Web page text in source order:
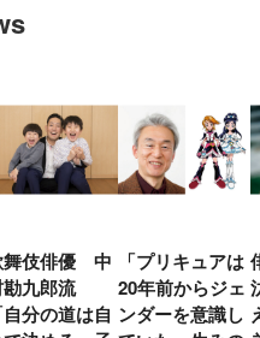
舞伎俳優 中
勘九郎流
自分の道は自
「プリキュアは
20年前からジェ
ンダーを意識し